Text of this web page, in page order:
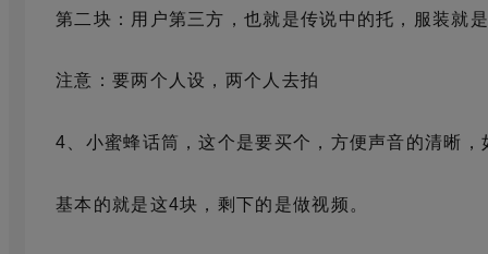
第二块：用户第三方，也就是传说中的托，服装就
注意：要两个人设，两个人去拍
4、小蜜蜂话筒，这个是要买个，方便声音的清晰
基本的就是这4块，剩下的是做视频。